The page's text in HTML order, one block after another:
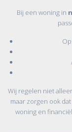
Bij een woning in
Wij regelen niet
maar zorgen ook
woning en